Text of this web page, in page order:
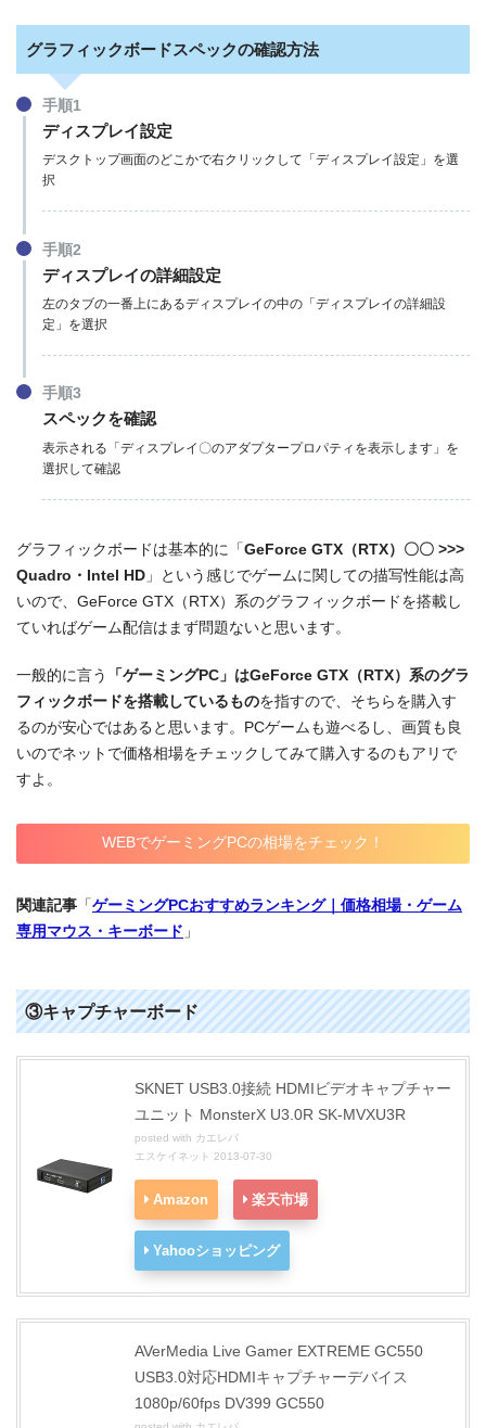
グラフィックボードスペックの確認方法
手順1
ディスプレイ設定
デスクトップ画面のどこかで右クリックして「ディスプレイ設定」を選
択
手順2
ディスプレイの詳細設定
左のタブの一番上にあるディスプレイの中の「ディスプレイの詳細設
定」を選択
手順3
スペックを確認
表示される「ディスプレイ〇のアダプタープロパティを表示します」を
選択して確認
グラフィックボードは基本的に「 GeForce GTX（RTX）〇〇 >>>
Quadro・Intel HD 」という感じでゲームに関しての描写性能は高
いので、GeForce GTX（RTX）系のグラフィックボードを搭載し
ていればゲーム配信はまず問題ないと思います。
一般的に言う
「ゲーミングPC」はGeForce GTX（RTX）系のグラ
フィックボードを搭載しているものを指すので、そちらを購入す
るのが安心ではあると思います。PCゲームも遊べるし、画質も良
いのでネットで価格相場をチェックしてみて購入するのもアリで
すよ。
WEBでゲーミングPCの相場をチェック！
関連記事 「 ゲーミングPCおすすめランキング｜価格相場・ゲーム
専用マウス・キーボード 」
③キャプチャーボード
SKNET USB3.0接続 HDMIビデオキャプチャー
ユニット MonsterX U3.0R SK-MVXU3R
posted with カエレバ
エスケイネット 2013-07-30
Amazon 楽天市場
Yahooショッピング
AVerMedia Live Gamer EXTREME GC550
USB3.0対応HDMIキャプチャーデバイス
1080p/60fps DV399 GC550